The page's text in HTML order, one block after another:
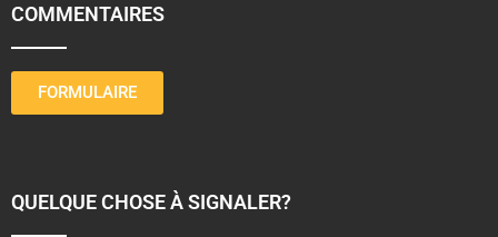
COMMENTAIRES
FORMULAIRE
QUELQUE CHOSE À SIGNALER?